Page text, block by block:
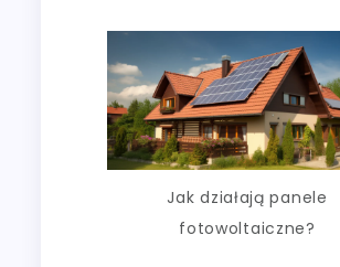
Jak działają panele
fotowoltaiczne?